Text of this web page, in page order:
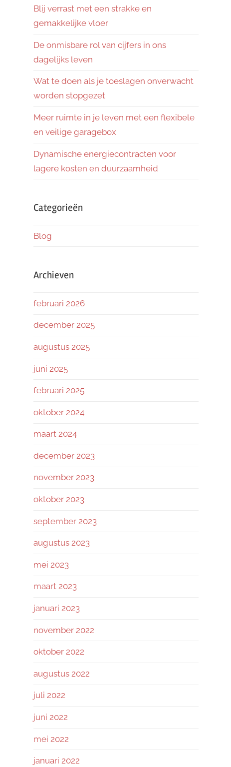
Blij verrast met een strakke en
gemakkelijke vloer
De onmisbare rol van cijfers in ons
dagelijks leven
Wat te doen als je toeslagen onverwacht
worden stopgezet
Meer ruimte in je leven met een flexibele
en veilige garagebox
Dynamische energiecontracten voor
lagere kosten en duurzaamheid
Categorieën
Blog
Archieven
februari 2026
december 2025
augustus 2025
juni 2025
februari 2025
oktober 2024
maart 2024
december 2023
november 2023
oktober 2023
september 2023
augustus 2023
mei 2023
maart 2023
januari 2023
november 2022
oktober 2022
augustus 2022
juli 2022
juni 2022
mei 2022
januari 2022